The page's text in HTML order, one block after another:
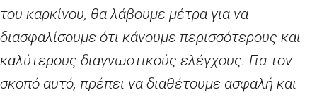
του καρκίνου, θα λάβουμε μέτρα για να
διασφαλίσουμε ότι κάνουμε περισσότερους και
καλύτερους διαγνωστικούς ελέγχους. Για τον
σκοπό αυτό, πρέπει να διαθέτουμε ασφαλή και